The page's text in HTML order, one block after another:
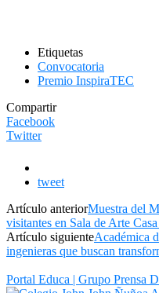
Etiquetas
Convocatoria
Premio InspiraTEC
Compartir
Facebook
Twitter
tweet
Artículo anteriorMuestra del
visitantes en Sala de Arte
Artículo siguienteAcadémica
ingenieras que buscan
Portal Educa | Grupo Prensa